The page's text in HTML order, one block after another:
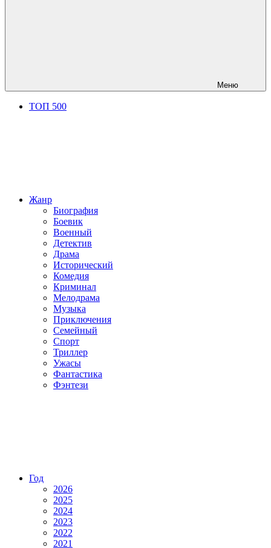
Меню
ТОП 500
Жанр
Биография
Боевик
Военный
Детектив
Драма
Исторический
Комедия
Криминал
Мелодрама
Музыка
Приключения
Семейный
Спорт
Триллер
Ужасы
Фантастика
Фэнтези
Год
2026
2025
2024
2023
2022
2021